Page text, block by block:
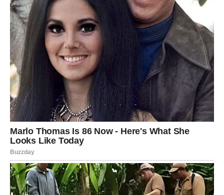
– prstima ili pomoću četkice – kako biste nežno uklonili
mrtve ćelije i podstakli cirkulaciju. Ovaj piling ostavlja
kožu osveženom, mekom i znatno glađom već nakon prve
upotrebe. Nakon tretmana, stopala isperite mlakom
vodom i nanesite hidratantnu kremu.
Važno je napomenuti da pasta za zube
nije pogodna
za kožu sa otvorenim ranama, dubokim pukotinama ili
osetljivim delovima, jer prisustvo mentola i drugih
aktivnih sastojaka može izazvati peckanje i dodatnu
iritaciju.
PREUZMITE BESPLATNO!